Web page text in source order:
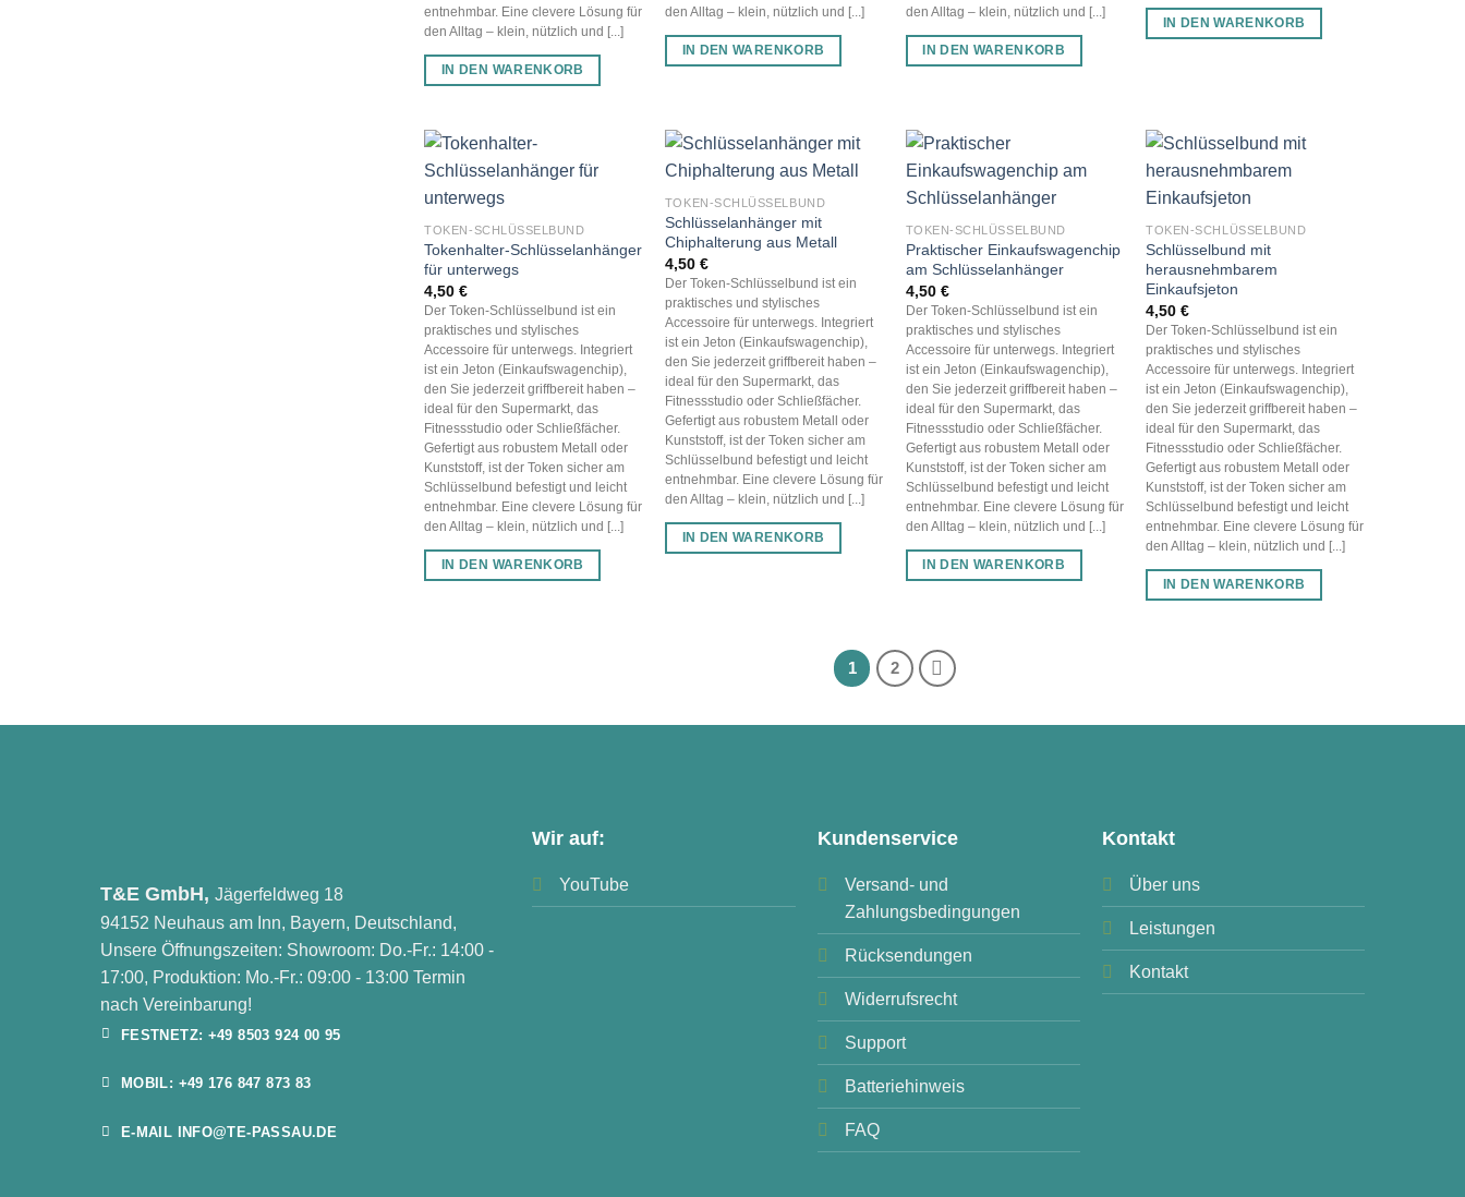
entnehmbar. Eine clevere Lösung für
den Alltag – klein, nützlich und [...]
IN DEN WARENKORB
den Alltag – klein, nützlich und [...]
IN DEN WARENKORB
den Alltag – klein, nützlich und [...]
IN DEN WARENKORB
IN DEN WARENKORB
TOKEN-SCHLÜSSELBUND
Tokenhalter-Schlüsselanhänger
für unterwegs
4,50€
Der Token-Schlüsselbund ist ein
praktisches und stylisches
Accessoire für unterwegs. Integriert
ist ein Jeton (Einkaufswagenchip),
den Sie jederzeit griffbereit haben –
ideal für den Supermarkt, das
Fitnessstudio oder Schließfächer.
Gefertigt aus robustem Metall oder
Kunststoff, ist der Token sicher am
Schlüsselbund befestigt und leicht
entnehmbar. Eine clevere Lösung für
den Alltag – klein, nützlich und [...]
IN DEN WARENKORB
TOKEN-SCHLÜSSELBUND
Schlüsselanhänger mit
Chiphalterung aus Metall
4,50 €
Der Token-Schlüsselbund ist ein
praktisches und stylisches
Accessoire für unterwegs. Integriert
ist ein Jeton (Einkaufswagenchip),
den Sie jederzeit griffbereit haben –
ideal für den Supermarkt, das
Fitnessstudio oder Schließfächer.
Gefertigt aus robustem Metall oder
Kunststoff, ist der Token sicher am
Schlüsselbund befestigt und leicht
entnehmbar. Eine clevere Lösung für
den Alltag – klein, nützlich und [...]
IN DEN WARENKORB
TOKEN-SCHLÜSSELBUND
Praktischer Einkaufswagenchip
am Schlüsselanhänger
4,50 €
Der Token-Schlüsselbund ist ein
praktisches und stylisches
Accessoire für unterwegs. Integriert
ist ein Jeton (Einkaufswagenchip),
den Sie jederzeit griffbereit haben –
ideal für den Supermarkt, das
Fitnessstudio oder Schließfächer.
Gefertigt aus robustem Metall oder
Kunststoff, ist der Token sicher am
Schlüsselbund befestigt und leicht
entnehmbar. Eine clevere Lösung für
den Alltag – klein, nützlich und [...]
IN DEN WARENKORB
TOKEN-SCHLÜSSELBUND
Schlüsselbund mit
herausnehmbarem
Einkaufsjeton
4,50€
Der Token-Schlüsselbund ist ein
praktisches und stylisches
Accessoire für unterwegs. Integriert
ist ein Jeton (Einkaufswagenchip),
den Sie jederzeit griffbereit haben –
ideal für den Supermarkt, das
Fitnessstudio oder Schließfächer.
Gefertigt aus robustem Metall oder
Kunststoff, ist der Token sicher am
Schlüsselbund befestigt und leicht
entnehmbar. Eine clevere Lösung für
den Alltag – klein, nützlich und [...]
IN DEN WARENKORB
1 2
T&E GmbH, Jägerfeldweg 18
94152 Neuhaus am Inn, Bayern, Deutschland,
Unsere Öffnungszeiten: Showroom: Do.-Fr.: 14:00 -
17:00, Produktion: Mo.-Fr.: 09:00 - 13:00 Termin
nach Vereinbarung!
FESTNETZ: +49 8503 924 00 95
MOBIL: +49 176 847 873 83
E-MAIL INFO@TE-PASSAU.DE
Wir auf:
YouTube
Kundenservice
Versand- und
Zahlungsbedingungen
Rücksendungen
Widerrufsrecht
Support
Batteriehinweis
FAQ
Kontakt
Über uns
Leistungen
Kontakt